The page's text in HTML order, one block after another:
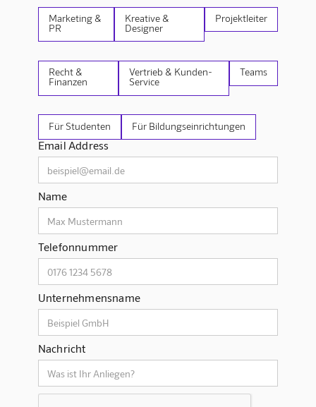
Marketing &
PR
Kreative &
Designer
Projektleiter
Recht &
Finanzen
Vertrieb & Kunden-
Service
Teams
Für Studenten Für Bildungseinrichtungen
Email Address
Name
Telefonnummer
Unternehmensname
Nachricht